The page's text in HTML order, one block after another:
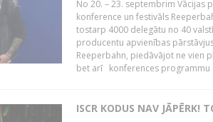
No 20. – 23. septembrim Vācijas
konference un festivāls
tostarp 4000 delegātu no 40
producentu apvienības
Reeperbahn, piedāvājot ne vien
bet arī konferences programmu
ISCR KODUS NAV JĀPĒRK!